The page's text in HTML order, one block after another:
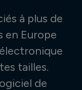
à plus de
en Europe
tailles.
de